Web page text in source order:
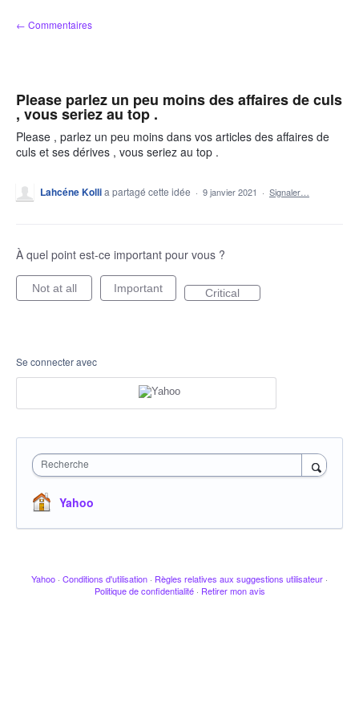
Aller
au
← Commentaires
Please parlez un peu moins des affaires de culs
, vous seriez au top .
Please , parlez un peu moins dans vos articles des affaires de
culs et ses dérives , vous seriez au top .
Lahcéne Kollia partagé cette idée · 9 janvier 2021 · Signaler…
À quel point est-ce important pour vous ?
Not at all Important Critical
Se connecter avec
Recherche
Yahoo
Yahoo · Conditions d'utilisation · Règles relatives aux suggestions utilisateur ·
Politique de confidentialité · Retirer mon avis